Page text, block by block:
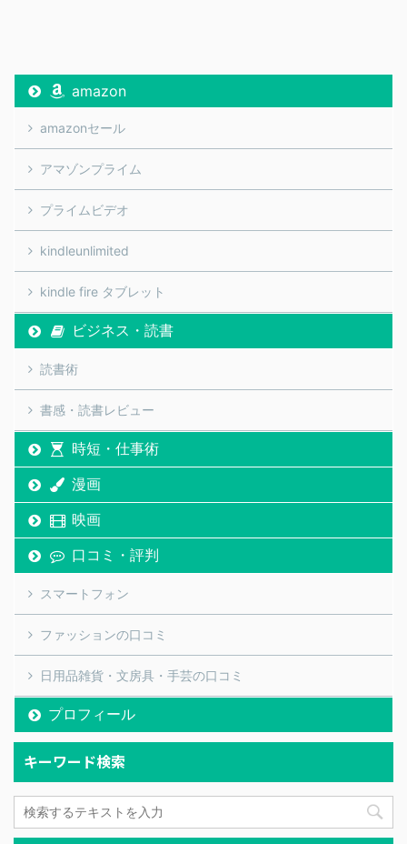
amazon
amazonセール
アマゾンプライム
プライムビデオ
kindleunlimited
kindle fire タブレット
ビジネス・読書
読書術
書感・読書レビュー
時短・仕事術
漫画
映画
口コミ・評判
スマートフォン
ファッションの口コミ
日用品雑貨・文房具・手芸の口コミ
プロフィール
キーワード検索